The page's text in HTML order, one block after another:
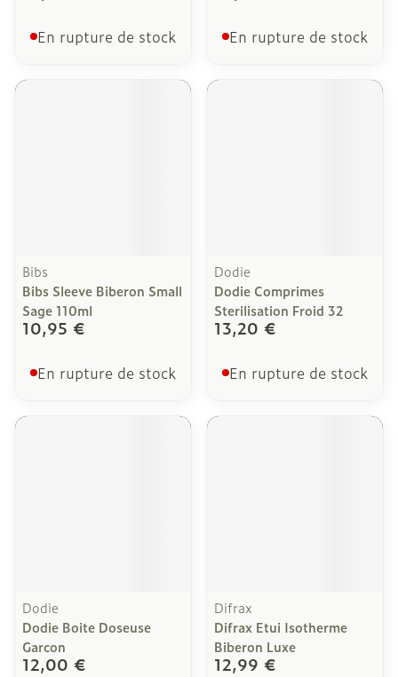
En rupture de stock En rupture de stock
Bibs
Bibs Sleeve Biberon Small
Sage 110ml
10,95 €
En rupture de stock
Dodie
Dodie Comprimes
Sterilisation Froid 32
13,20 €
En rupture de stock
Dodie
Dodie Boite Doseuse
Garcon
12,00 €
Difrax
Difrax Etui Isotherme
Biberon Luxe
12,99 €